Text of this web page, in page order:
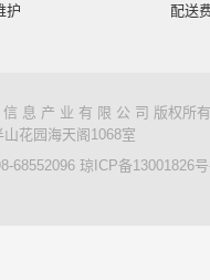
护
配送
息 产 业 有 限 公 司 版权所
花园海天阁1068室
68552096 琼ICP备13001826